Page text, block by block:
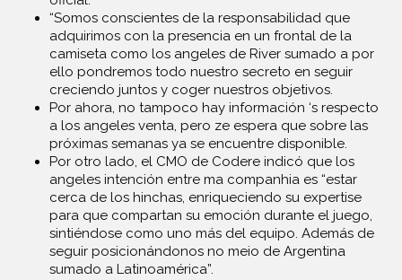
“Somos conscientes de la responsabilidad que
adquirimos con la presencia en un frontal de la
camiseta como los angeles de River sumado a por
ello pondremos todo nuestro secreto en seguir
creciendo juntos y coger nuestros objetivos.
Por ahora, no tampoco hay información ‘s respecto
a los angeles venta, pero ze espera que sobre las
próximas semanas ya se encuentre disponible.
Por otro lado, el CMO de Codere indicó que los
angeles intención entre ma companhia es “estar
cerca de los hinchas, enriqueciendo su expertise
para que compartan su emoción durante el juego,
sintiéndose como uno más del equipo. Además de
seguir posicionándonos no meio de Argentina
sumado a Latinoamérica”.